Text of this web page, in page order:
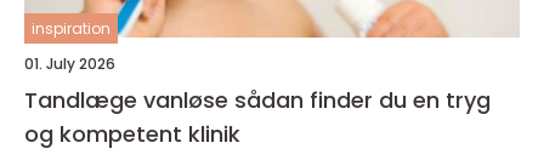
inspiration
01. July 2026
Tandlæge vanløse sådan finder du en tryg
og kompetent klinik